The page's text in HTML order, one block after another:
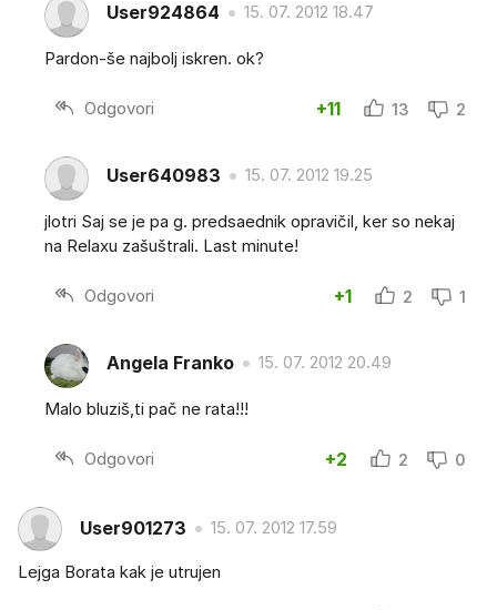
User924864 15. 07. 2012 18.47
Pardon-še najbolj iskren. ok?
Odgovori +11 13 2
User640983 15. 07. 2012 19.25
jlotri Saj se je pa g. predsaednik opravičil, ker so nekaj
na Relaxu zašuštrali. Last minute!
Odgovori +1 2 1
Angela Franko 15. 07. 2012 20.49
Malo bluziš,ti pač ne rata!!!
Odgovori +2 2 0
User901273 15. 07. 2012 17.59
Lejga Borata kak je utrujen